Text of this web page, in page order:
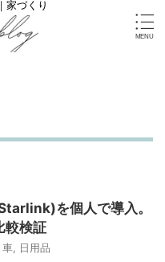
家づくり
を個人で導入。
較検証
車 日用品